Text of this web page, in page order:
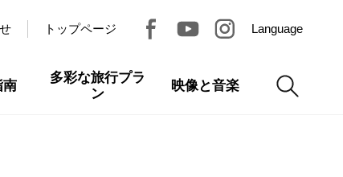
トップページ Language
南
多彩な旅行プラ
ン
映像と音楽